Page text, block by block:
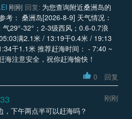
刚刚 回复: 为您查询附近桑洲岛的
考： 桑洲岛[2026-8-9] 天气情况：
气29°-32°；2-3级西风；0.6-0.7浪
满2.1米 / 13:19干0.4米 / 19:13
干1.1米 推荐赶海时间： - 7:40 ~
海注意安全，祝你赶海愉快！
0 回复
刚刚
，下午两点半可以赶海吗？